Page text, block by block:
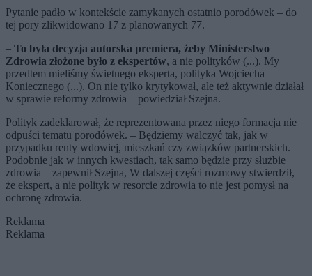
Pytanie padło w kontekście zamykanych ostatnio porodówek – do
tej pory zlikwidowano 17 z planowanych 77.
– To była decyzja autorska premiera, żeby Ministerstwo
Zdrowia złożone było z ekspertów, a nie polityków (...). My
przedtem mieliśmy świetnego eksperta, polityka Wojciecha
Koniecznego (...). On nie tylko krytykował, ale też aktywnie działał
w sprawie reformy zdrowia – powiedział Szejna.
Polityk zadeklarował, że reprezentowana przez niego formacja nie
odpuści tematu porodówek. – Będziemy walczyć tak, jak w
przypadku renty wdowiej, mieszkań czy związków partnerskich.
Podobnie jak w innych kwestiach, tak samo będzie przy służbie
zdrowia – zapewnił Szejna, W dalszej części rozmowy stwierdził,
że ekspert, a nie polityk w resorcie zdrowia to nie jest pomysł na
ochronę zdrowia.
Reklama
Reklama